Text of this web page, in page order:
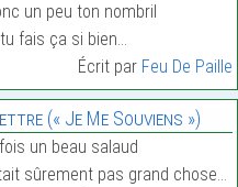
un peu ton nombril
tu fais ça si bien…
Écrit par Feu De Paille
(« Je Me Souviens »)
fois un beau salaud
sûrement pas grand chose…